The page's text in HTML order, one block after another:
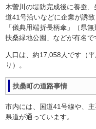
木曽川の堤防完成後に養蚕
道41号沿いなどに企業が誘致
「儀典用端折長柄傘」（県
扶桑緑地公園」などが有名で
人口は、約17,058人です（
り）。
扶桑町の道路事情
市内には、国道41号線や、
県道が通っています。